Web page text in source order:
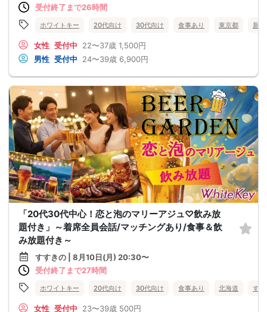
受付終了まで26時間
ホワイトキー 20代向け 30代向け 食事あり 東京都 新宿
女性 受付中 22〜37歳 1,500円
男性 受付中 24〜39歳 6,900円
「20代30代中心！恋と泡のマリーアジュ♡飲み放
題付き」～着席全員会話/マッチングあり/食事＆飲
み放題付き～
すすきの | 8月10日(月) 20:30〜
受付終了まで27時間
ホワイトキー 20代向け 30代向け 食事あり 北海道 す
女性 受付中 23〜39歳 500円